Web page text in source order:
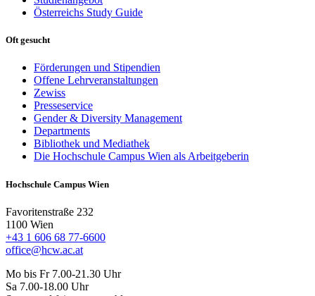
Österreichs Study Guide
Oft gesucht
Förderungen und Stipendien
Offene Lehrveranstaltungen
Zewiss
Presseservice
Gender & Diversity Management
Departments
Bibliothek und Mediathek
Die Hochschule Campus Wien als Arbeitgeberin
Hochschule Campus Wien
Favoritenstraße 232
1100 Wien
+43 1 606 68 77-6600
office@hcw.ac.at
Mo bis Fr 7.00-21.30 Uhr
Sa 7.00-18.00 Uhr